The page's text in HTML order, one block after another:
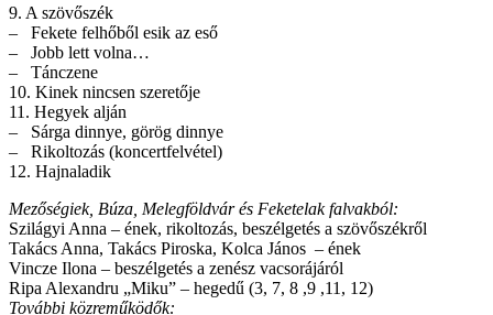
9. A szövőszék
– Fekete felhőből esik az eső
– Jobb lett volna…
– Tánczene
10. Kinek nincsen szeretője
11. Hegyek alján
– Sárga dinnye, görög dinnye
– Rikoltozás (koncertfelvétel)
12. Hajnaladik
Mezőségiek, Búza, Melegföldvár és Feketelak falvakból:
Szilágyi Anna – ének, rikoltozás, beszélgetés a szövőszékről
Takács Anna, Takács Piroska, Kolca János – ének
Vincze Ilona – beszélgetés a zenész vacsorájáról
Ripa Alexandru „Miku” – hegedű (3, 7, 8 ,9 ,11, 12)
További közreműködők: